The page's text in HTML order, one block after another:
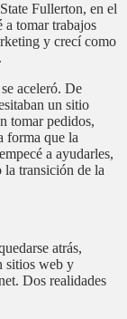
Fullerton, en el
tomar trabajos
y crecí como
aceleró. De
un sitio
tomar pedidos,
forma que la
a ayudarles,
transición de la
atrás,
sitios web y
Dos realidades